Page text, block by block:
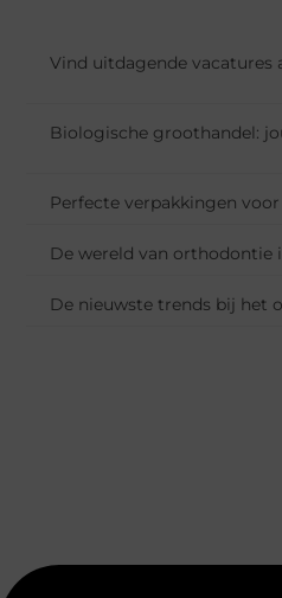
Vind uitdagende
Biologische groothandel:
Perfecte verpakkingen
De wereld van
De nieuwste trends bij het